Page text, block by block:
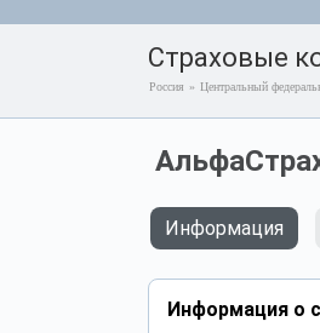
Страховые
Россия » Центральный
Информация
Информация о